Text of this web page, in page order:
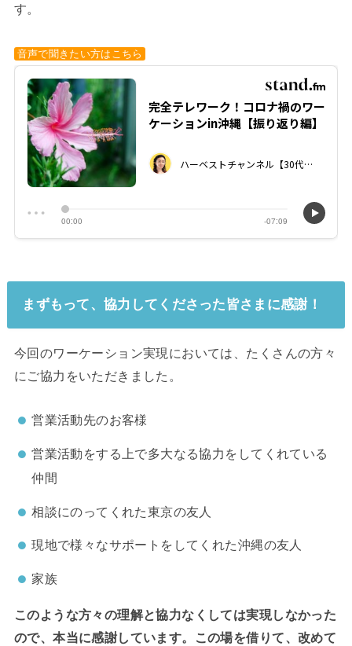
す。
音声で聞きたい方はこちら
まずもって、協力してくださった皆さまに感謝！
今回のワーケーション実現においては、たくさんの方々
にご協力をいただきました。
営業活動先のお客様
営業活動をする上で多大なる協力をしてくれている
仲間
相談にのってくれた東京の友人
現地で様々なサポートをしてくれた沖縄の友人
家族
このような方々の理解と協力なくしては実現しなかった
ので、本当に感謝しています。この場を借りて、改めて